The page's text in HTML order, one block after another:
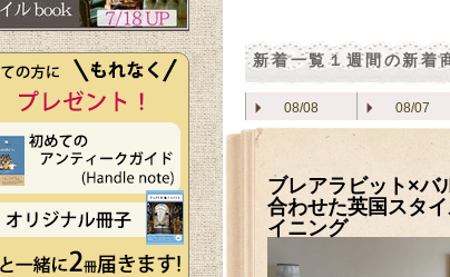
新着一覧 １週間の新着
08/08 08/07
ブレアラビット×バ
合わせた英国スタ
イニング